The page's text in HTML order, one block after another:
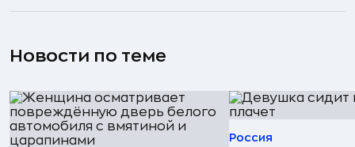
Новости по теме
Россия